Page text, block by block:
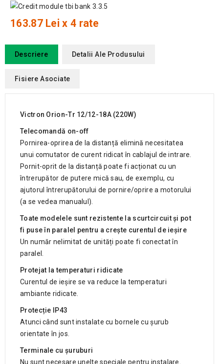
163.87 Lei x 4 rate
Descriere Detalii Ale Produsului
Fisiere Asociate
Victron Orion-Tr 12/12-18A (220W)
Telecomandă on-off
Pornirea-oprirea de la distanță elimină necesitatea
unui comutator de curent ridicat în cablajul de intrare.
Pornit-oprit de la distanță poate fi acționat cu un
întrerupător de putere mică sau, de exemplu, cu
ajutorul întrerupătorului de pornire/oprire a motorului
(a se vedea manualul).
Toate modelele sunt rezistente la scurtcircuit și pot
fi puse în paralel pentru a crește curentul de ieșire
Un număr nelimitat de unități poate fi conectat în
paralel.
Protejat la temperaturi ridicate
Curentul de ieșire se va reduce la temperaturi
ambiante ridicate.
Protecție IP43
Atunci când sunt instalate cu bornele cu șurub
orientate în jos.
Terminale cu șuruburi
Nu sunt necesare unelte speciale pentru instalare.